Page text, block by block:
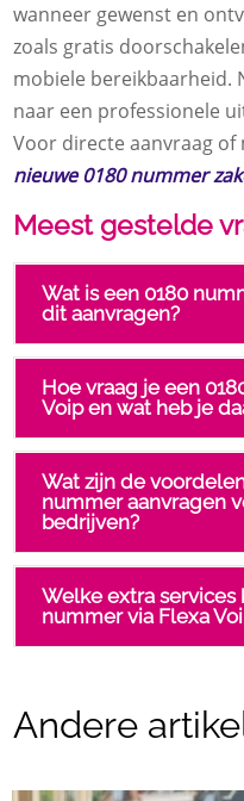
wanneer gewenst en
zoals gratis
mobiele bereikbaarheid.
naar een professionele
Voor directe aanvraag
nieuwe 0180 nummer
Meest gestelde
Wat is een 0180
dit aanvragen?
Hoe vraag je een
Voip en wat heb je
Wat zijn de
nummer aanvragen
bedrijven?
Welke extra services
nummer via Flexa
Andere